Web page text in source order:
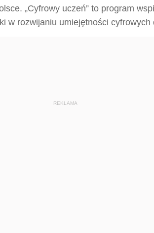
„Cyfrowy uczeń” to program
w rozwijaniu umiejętności cyfrowych
REKLAMA